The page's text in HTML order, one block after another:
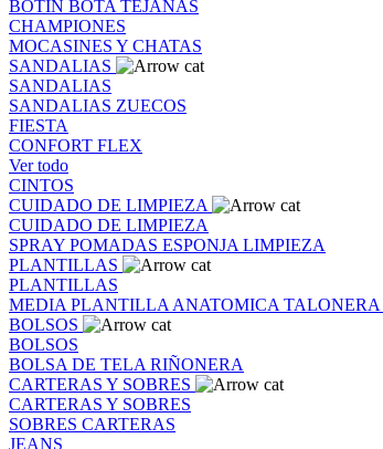
BOTIN BOTA TEJANAS
CHAMPIONES
MOCASINES Y CHATAS
SANDALIAS
SANDALIAS
SANDALIAS ZUECOS
FIESTA
CONFORT FLEX
Ver todo
CINTOS
CUIDADO DE LIMPIEZA
CUIDADO DE LIMPIEZA
SPRAY POMADAS ESPONJA LIMPIEZA
PLANTILLAS
PLANTILLAS
MEDIA PLANTILLA ANATOMICA TALONERA
BOLSOS
BOLSOS
BOLSA DE TELA RIÑONERA
CARTERAS Y SOBRES
CARTERAS Y SOBRES
SOBRES CARTERAS
JEANS